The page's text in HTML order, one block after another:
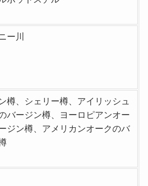
ー川
樽、シェリー樽、アイリッシュ
バージン樽、ヨーロピアンオー
ジン樽、アメリカンオークのバ